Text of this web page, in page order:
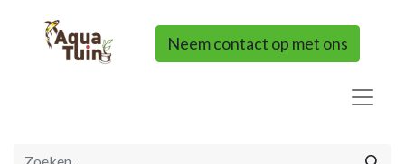
Neem contact op met ons